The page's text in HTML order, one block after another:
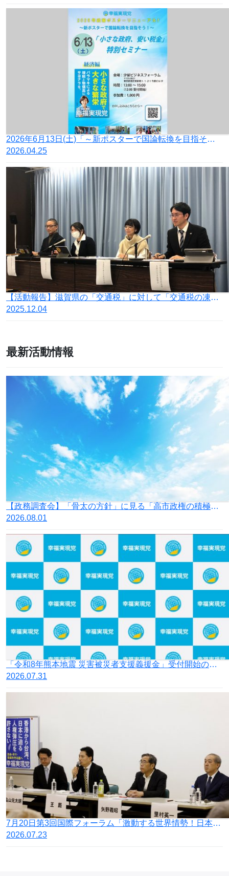
2026年6月13日(土)「～新ポスターで国論転換を目指そう！～『小さな政府、安い税金』特別セミナー」を開催
2026.04.25
【活動報告】滋賀県の「交通税」に対して「交通税の凍結を求める連合会」を発足
2025.12.04
最新活動情報
【政務調査会】「骨太の方針」に見る「高市政権の積極財政」の落とし穴
2026.08.01
「令和8年熊本地震 災害被災者支援義援金」受付開始のお知らせ
2026.07.31
7月20日第3回国際フォーラム「激動する世界情勢！日本の針路を問う」開催
2026.07.23